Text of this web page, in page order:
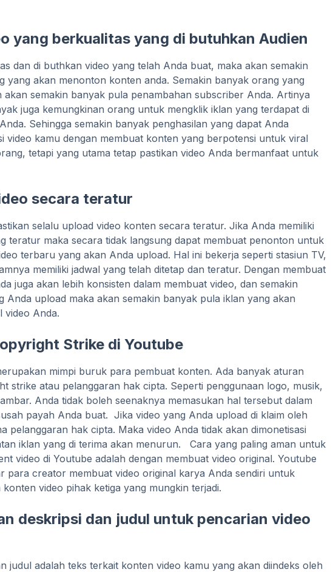
yang berkualitas yang di butuhkan Audien
dan di buthkan video yang telah Anda buat, maka akan semakin
yang akan menonton konten anda. Semakin banyak orang yang
akan semakin banyak pula penambahan subscriber Anda. Artinya
juga kemungkinan orang untuk mengklik iklan yang terdapat di
Sehingga semakin banyak penghasilan yang dapat Anda
video kamu dengan membuat konten yang berpotensi untuk viral
tetapi yang utama tetap pastikan video Anda bermanfaat untuk
secara teratur
selalu upload video konten secara teratur. Jika Anda memiliki
teratur maka secara tidak langsung dapat membuat penonton untuk
terbaru yang akan Anda upload. Hal ini bekerja seperti stasiun TV,
memiliki jadwal yang telah ditetap dan teratur. Dengan membuat
juga akan lebih konsisten dalam membuat video, dan semakin
Anda upload maka akan semakin banyak pula iklan yang akan
video Anda.
Strike di Youtube
mimpi buruk para pembuat konten. Ada banyak aturan
strike atau pelanggaran hak cipta. Seperti penggunaan logo, musik,
Anda tidak boleh seenaknya memasukan hal tersebut dalam
payah Anda buat. Jika video yang Anda upload di klaim oleh
pelanggaran hak cipta. Maka video Anda tidak akan dimonetisasi
iklan yang di terima akan menurun. Cara yang paling aman untuk
video di Youtube adalah dengan membuat video original. Youtube
para creator membuat video original karya Anda sendiri untuk
konten video pihak ketiga yang mungkin terjadi.
deskripsi dan judul untuk pencarian video
judul adalah teks terkait konten video kamu yang akan diindeks oleh